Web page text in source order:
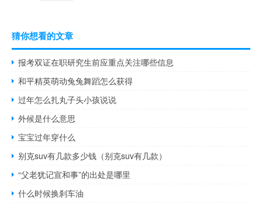
猜你想看的文章
报考双证在职研究生前应重点关注哪些信息
和平精英萌动兔兔舞蹈怎么获得
过年怎么扎丸子头小孩说说
外候是什么意思
宝宝过年穿什么
别克suv有几款多少钱（别克suv有几款）
“父老犹记宣和事”的出处是哪里
什么时候换刹车油